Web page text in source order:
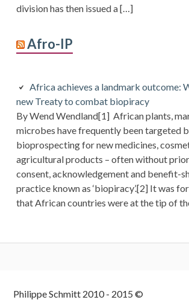
division has then issued a […]
Afro-IP
Africa achieves a landmark outcome:
new Treaty to combat biopiracy
By Wend Wendland[1] African plants,
microbes have frequently been targeted
bioprospecting for new medicines,
agricultural products – often without
consent, acknowledgement and benefit-
practice known as ‘biopiracy’.[2] It was
that African countries were at the tip of
Philippe Schmitt 2010 - 2015 ©